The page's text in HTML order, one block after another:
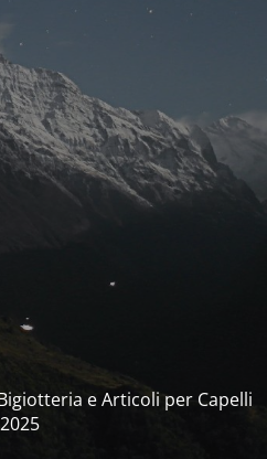
e Articoli per Capelli
2025